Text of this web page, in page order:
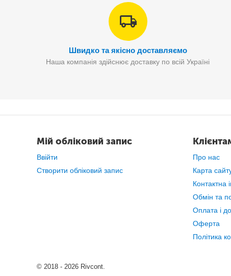
Швидко та якісно доставляємо
Наша компанія здійснює доставку по всій Україні
Мій обліковий запис
Ввійти
Створити обліковий запис
Про нас
Карта
Контактна
Обмін та
Оплата і
Оферта
Політика
© 2018 - 2026 Rivcont.